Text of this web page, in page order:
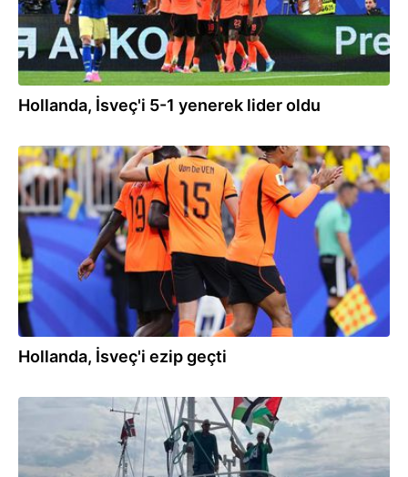
Hollanda, İsveç'i 5-1 yenerek lider oldu
20.06.2026
Hollanda, İsveç'i ezip geçti
19.06.2026